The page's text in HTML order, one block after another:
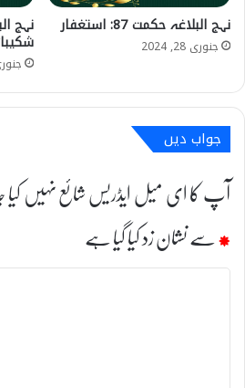
نہج البلاغہ حکمت 87: استغفار
جنوری 28, 2024
جنوری 29,
جواب دیں
آپ کا ای میل ایڈریس شائع نہیں
*سے نشان زد کیا گیا ہے
ت